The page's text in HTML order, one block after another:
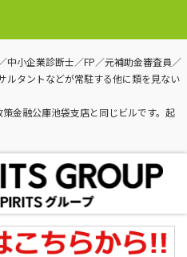
中小企業診断士／FP／元補助金審査員／
ルタントなどが常駐する他に類を見ない
金融公庫池袋支店と同じビルです。起